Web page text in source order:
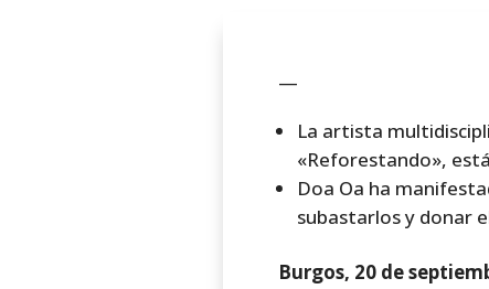
—
La artista
«Reforestando»,
Doa Oa ha
subastarlos y donar
Burgos, 20 de